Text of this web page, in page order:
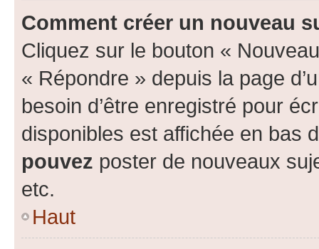
Comment créer un nouveau
Cliquez sur le bouton «
« Répondre » depuis la page
besoin d’être enregistré pour
disponibles est affichée en bas
pouvez poster de nouveaux
etc.
Haut